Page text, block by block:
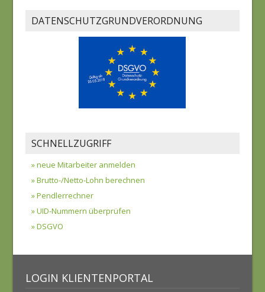
DATENSCHUTZGRUNDVERORDNUNG
SCHNELLZUGRIFF
» neue Mitarbeiter anmelden
» Brutto-/Netto-Lohn berechnen
» Pendlerrechner
» UID-Nummern überprüfen
» DSGVO
LOGIN KLIENTENPORTAL